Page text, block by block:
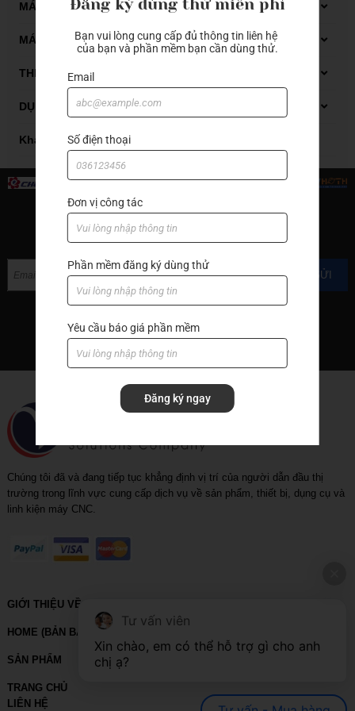
Dụng cụ đo Mitutoyo
Thiết bị đo kiểm
MÁY GIA CÔNG GỖ CNC
Máy phay gỗ CNC
Máy tiện gỗ CNC
MÁY GIA CÔNG ĐÁ CNC
Carbide end mill
THIẾT BỊ XỬ LÝ DẦU CẮT GỌT
Thiết bị xử lý dung dịch tưới nguội
Thiết bị xử lý mạt sắt bùn lắng
DỤNG CỤ CẮT GỌT KIM LOẠI
Automatic lathes
Boring bar
Carbide end mill
End mill with cutter
Grooving
Hand tools
Hạt insert
Machine accessories
Tool holder
Tool holder with coolant
Khác
ĐĂNG KÝ NHẬN TIN
GỬI
Chúng tôi đã và đang tiếp tục khẳng định vị trí của người dẫn đầu thị
trường trong lĩnh vực cung cấp dịch vụ về sản phẩm, thiết bị, dụng cụ và
linh kiện máy CNC.
GIỚI THIỆU VỀ VIHOTH
HOME (BẢN BACKUP – VUI LÒNG KHÔNG SỬA XÓA)
SẢN PHẨM
TRANG CHỦ
LIÊN HỆ
Đăng ký dùng thử miễn phí
Bạn vui lòng cung cấp đủ thông tin liên hệ
của bạn và phần mềm bạn cần dùng thử.
Email
Số điện thoại
Đơn vị công tác
Phần mềm đăng ký dùng thử
Yêu cầu báo giá phần mềm
Đăng ký ngay
Tư vấn viên
Xin chào, em có thể hỗ trợ gì cho anh
chị ạ?